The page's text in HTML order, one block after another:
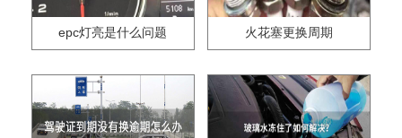
epc灯亮是什么问题 火花塞更换周期